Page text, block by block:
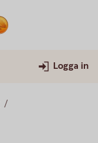
Logga in